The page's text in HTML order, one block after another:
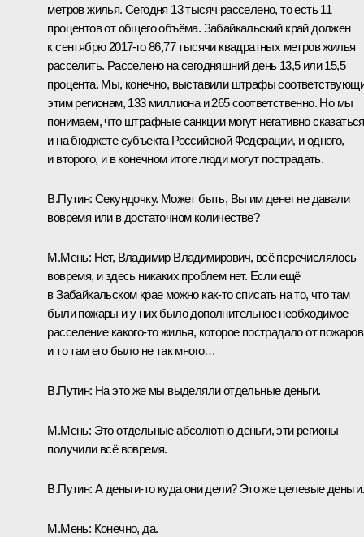
метров жилья. Сегодня 13 тысяч расселено, то есть 11
процентов от общего объёма. Забайкальский край должен
к сентябрю 2017-го 86,77 тысячи квадратных метров жилья
расселить. Расселено на сегодняшний день 13,5 или 15,5
процента. Мы, конечно, выставили штрафы
этим регионам, 133 миллиона и 265 соответственно. Но мы
понимаем, что штрафные санкции могут негативно сказаться
и на бюджете субъекта Российской Федерации, и одного,
и второго, и в конечном итоге люди могут пострадать.
В.Путин: Секундочку. Может быть, Вы им денег не давали
вовремя или в достаточном количестве?
М.Мень: Нет, Владимир Владимирович, всё перечислялось
вовремя, и здесь никаких проблем нет. Если ещё
в Забайкальском крае можно как‑то списать на то, что там
были пожары и у них было дополнительное необходимое
расселение какого‑то жилья, которое пострадало от
и то там его было не так много…
В.Путин: На это же мы выделяли отдельные деньги.
М.Мень: Это отдельные абсолютно деньги, эти регионы
получили всё вовремя.
В.Путин: А деньги‑то куда они дели? Это же целевые деньги.
М.Мень: Конечно, да.